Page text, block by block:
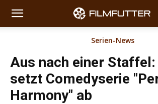
Serien-News
Aus nach einer Staffel:
setzt Comedyserie
Harmony" ab